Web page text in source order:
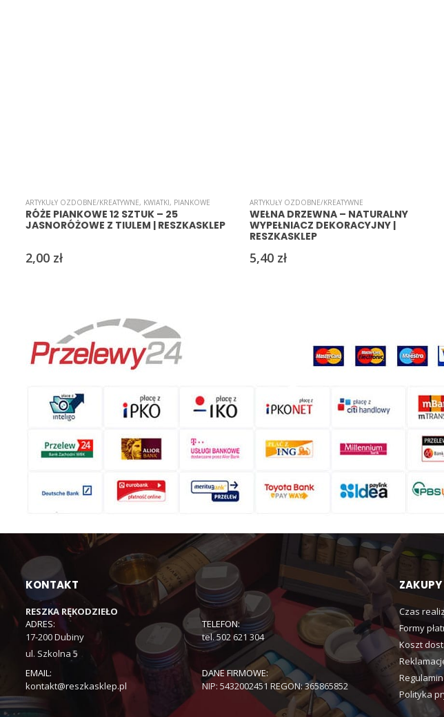
ARTYKUŁY OZDOBNE/KREATYWNE, KWIATKI, PIANKOWE
RÓŻE PIANKOWE 12 SZTUK – 25
JASNORÓŻOWE Z TIULEM | RESZKASKLEP
2,00 zł
ARTYKUŁY OZDOBNE/KREATYWNE
WEŁNA DRZEWNA – NATURALNY
WYPEŁNIACZ DEKORACYJNY |
RESZKASKLEP
5,40 zł
KONTAKT
RESZKA RĘKODZIEŁO
ADRES:
17-200 Dubiny
ul. Szkolna 5
TELEFON:
tel. 502 621 304
EMAIL:
kontakt@reszkasklep.pl
DANE FIRMOWE:
NIP: 5432002451 REGON: 365865852
ZAKUPY
Czas
Formy
Koszt
Polityka